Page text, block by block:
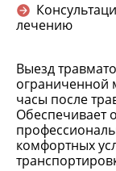
лечению
Выезд
ограниченной
часы после
Обеспечивает
комфортных